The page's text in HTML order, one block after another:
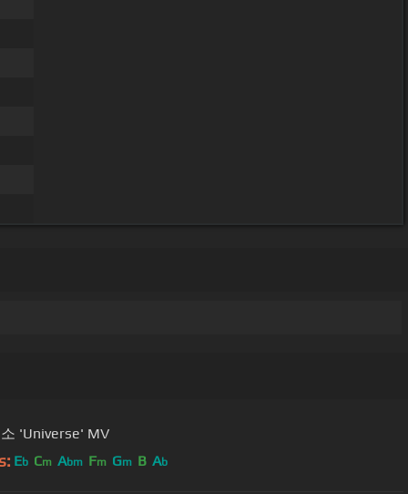
소 'Universe' MV
Eb Cm Abm Fm Gm B Ab